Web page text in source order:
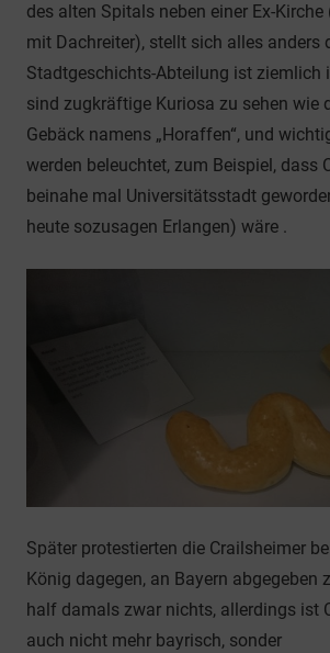
des alten Spitals neben einer Ex-
mit Dachreiter), stellt sich alles anders
Stadtgeschichts-Abteilung ist ziemlich
sind zugkräftige Kuriosa zu sehen wie
Gebäck namens „Horaffen“, und
werden beleuchtet, zum Beispiel, dass
beinahe mal Universitätsstadt
heute sozusagen Erlangen) wäre .
Später protestierten die Crailsheimer
König dagegen, an Bayern abgegeben
half damals zwar nichts, allerdings ist
auch nicht mehr bayrisch, sonder